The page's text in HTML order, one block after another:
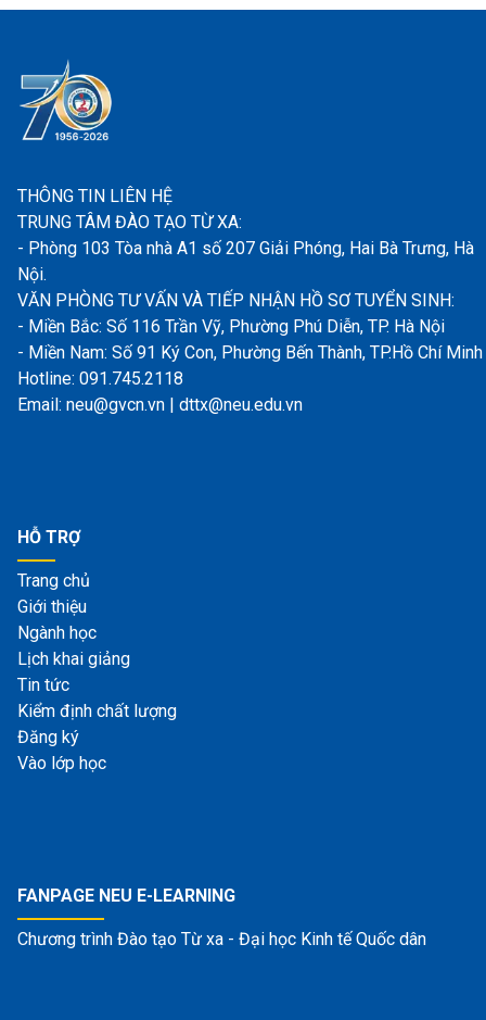
THÔNG TIN LIÊN HỆ
TRUNG TÂM ĐÀO TẠO TỪ XA:
- Phòng 103 Tòa nhà A1 số 207 Giải Phóng, Hai Bà Trưng, Hà
Nội.
VĂN PHÒNG TƯ VẤN VÀ TIẾP NHẬN HỒ SƠ TUYỂN SINH:
- Miền Bắc: Số 116 Trần Vỹ, Phường Phú Diễn, TP. Hà Nội
- Miền Nam: Số 91 Ký Con, Phường Bến Thành, TP.Hồ Chí Minh
Hotline: 091.745.2118
Email: neu@gvcn.vn | dttx@neu.edu.vn
HỖ TRỢ
Trang chủ
Giới thiệu
Ngành học
Lịch khai giảng
Tin tức
Kiểm định chất lượng
Đăng ký
Vào lớp học
FANPAGE NEU E-LEARNING
Chương trình Đào tạo Từ xa - Đại học Kinh tế Quốc dân